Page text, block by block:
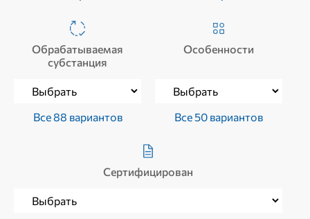
Обрабатываемая
субстанция
Все 88 вариантов
Особенности
Все 50 вариантов
Сертифицирован